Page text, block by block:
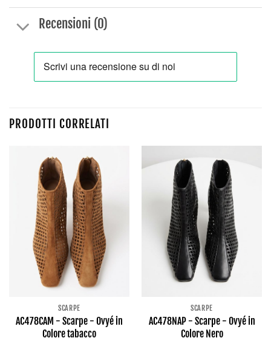
Recensioni (0)
PRODOTTI CORRELATI
SCARPE
AC478CAM - Scarpe - Ovyé in
Colore tabacco
SCARPE
AC478NAP - Scarpe - Ovyé in
Colore Nero